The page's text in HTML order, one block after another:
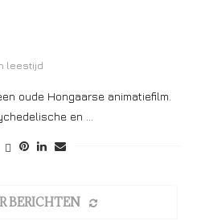
leestijd
oude Hongaarse animatiefilm.
en …
BERICHTEN